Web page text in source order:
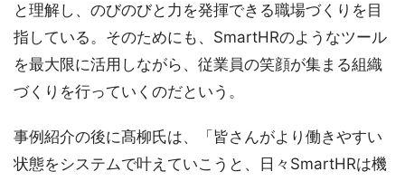
と理解し、のびのびと力を発揮できる職場づくりを目
指している。そのためにも、SmartHRのようなツール
を最大限に活用しながら、従業員の笑顔が集まる組織
づくりを行っていくのだという。
事例紹介の後に髙柳氏は、「皆さんがより働きやすい
状態をシステムで叶えていこうと、日々SmartHRは機